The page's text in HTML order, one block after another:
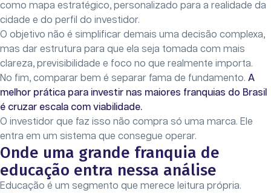
como mapa estratégico, personalizado para a realidade da
cidade e do perfil do investidor.
O objetivo não é simplificar demais uma decisão complexa,
mas dar estrutura para que ela seja tomada com mais
clareza, previsibilidade e foco no que realmente importa.
No fim, comparar bem é separar fama de fundamento. A
melhor prática para investir nas maiores franquias do Brasil
é cruzar escala com viabilidade.
O investidor que faz isso não compra só uma marca. Ele
entra em um sistema que consegue operar.
Onde uma grande franquia de
educação entra nessa análise
Educação é um segmento que merece leitura própria.